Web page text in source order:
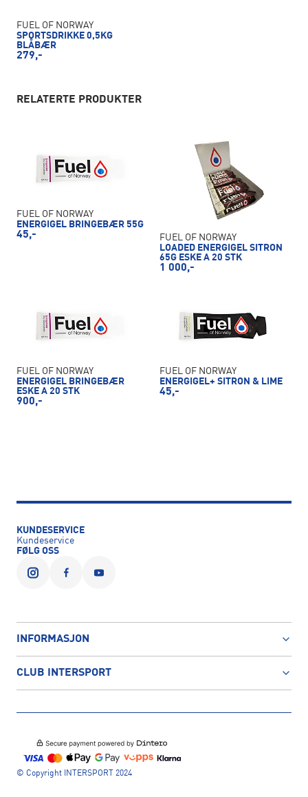
FUEL OF NORWAY
SPORTSDRIKKE 0,5KG
BLÅBÆR
279,-
RELATERTE PRODUKTER
FUEL OF NORWAY
ENERGIGEL BRINGEBÆR 55G
45,-
FUEL OF NORWAY
LOADED ENERGIGEL SITRON
65G ESKE A 20 STK
1 000,-
FUEL OF NORWAY
ENERGIGEL BRINGEBÆR
ESKE A 20 STK
900,-
FUEL OF NORWAY
ENERGIGEL+ SITRON & LIME
45,-
KUNDESERVICE
Kundeservice
FØLG OSS
INFORMASJON
CLUB INTERSPORT
© Copyright INTERSPORT 2024